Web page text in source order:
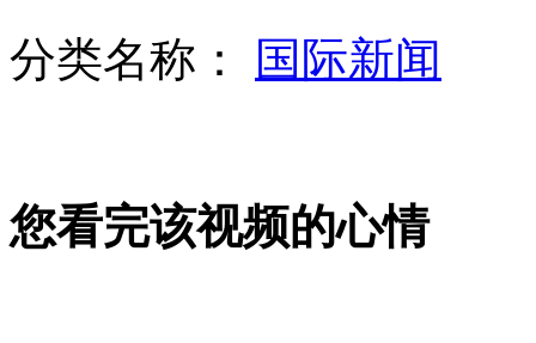
云南彝良山体滑坡:18人遇难 1人被埋
女孩北京地铁殴打老人 痛下狠手拳打脚踢
分类名称：
国际新闻
您看完该视频的心情